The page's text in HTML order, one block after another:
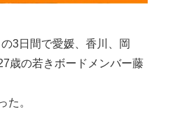
3日間で愛媛、香川、岡
歳の若きボードメンバー藤
た。